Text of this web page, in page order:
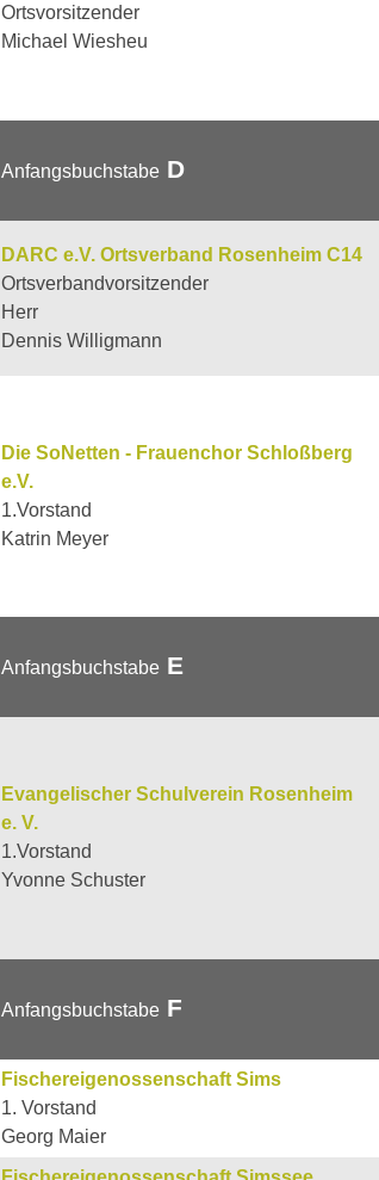
Ortsvorsitzender
Michael Wiesheu
Anfangsbuchstabe D
DARC e.V. Ortsverband Rosenheim C14
Ortsverbandvorsitzender
Herr
Dennis Willigmann
Die SoNetten - Frauenchor Schloßberg
e.V.
1.Vorstand
Katrin Meyer
Anfangsbuchstabe E
Evangelischer Schulverein Rosenheim
e. V.
1.Vorstand
Yvonne Schuster
Anfangsbuchstabe F
Fischereigenossenschaft Sims
1. Vorstand
Georg Maier